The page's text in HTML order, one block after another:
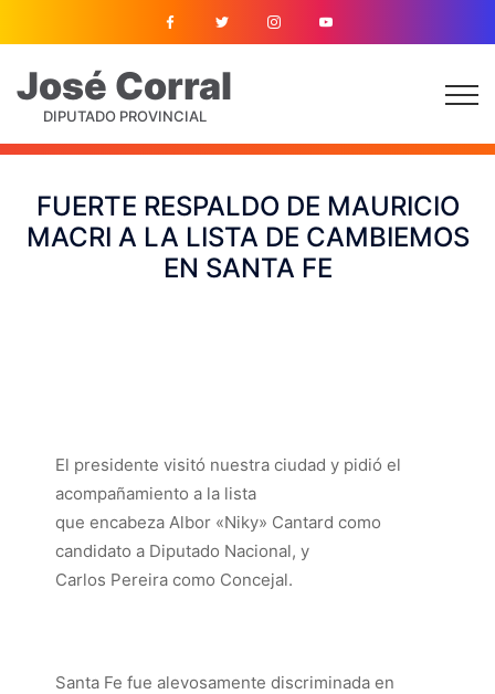
José Corral
DIPUTADO PROVINCIAL
FUERTE RESPALDO DE MAURICIO
MACRI A LA LISTA DE CAMBIEMOS
EN SANTA FE
El presidente visitó nuestra ciudad y pidió el
acompañamiento a la lista
que encabeza Albor «Niky» Cantard como
candidato a Diputado Nacional, y
Carlos Pereira como Concejal.
Santa Fe fue alevosamente discriminada en